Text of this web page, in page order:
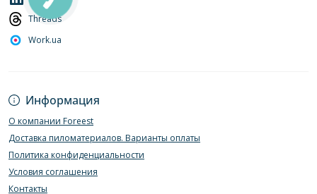
Информация
О компании Foreest
Доставка пиломатериалов. Варианты оплаты
Политика конфиденциальности
Условия соглашения
Контакты
Threads
Work.ua